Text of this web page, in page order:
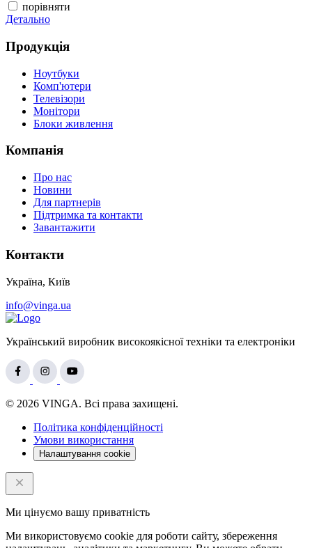
порівняти
Детально
Продукція
Ноутбуки
Комп'ютери
Телевізори
Монітори
Блоки живлення
Компанія
Про нас
Новини
Для партнерів
Підтримка та контакти
Завантажити
Контакти
Україна, Київ
info@vinga.ua
Український виробник високоякісної техніки та електроніки
© 2026 VINGA. Всі права захищені.
Політика конфіденційності
Умови використання
Налаштування cookie
Ми цінуємо вашу приватність
Ми використовуємо cookie для роботи сайту, збереження